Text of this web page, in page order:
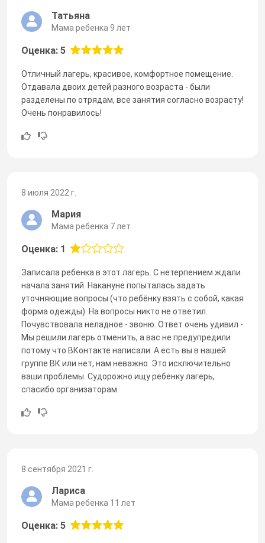
Татьяна
Мама ребенка 9 лет
Оценка: 5
Отличный лагерь, красивое, комфортное помещение.
Отдавала двоих детей разного возраста - были
разделены по отрядам, все занятия согласно возрасту!
Очень понравилось!
8 июля 2022 г.
Мария
Мама ребенка 7 лет
Оценка: 1
Записала ребенка в этот лагерь. С нетерпением ждали
начала занятий. Накануне попыталась задать
уточняющие вопросы (что ребёнку взять с собой, какая
форма одежды). На вопросы никто не ответил.
Почувствовала неладное - звоню. Ответ очень удивил -
Мы решили лагерь отменить, а вас не предупредили
потому что ВКонтакте написали. А есть вы в нашей
группе ВК или нет, нам неважно. Это исключительно
ваши проблемы. Судорожно ищу ребенку лагерь,
спасибо организаторам.
8 сентября 2021 г.
Лариса
Мама ребенка 11 лет
Оценка: 5